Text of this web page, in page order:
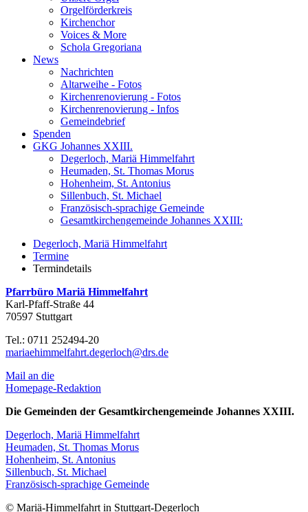
Orgelförderkreis
Kirchenchor
Voices & More
Schola Gregoriana
News
Nachrichten
Altarweihe - Fotos
Kirchenrenovierung - Fotos
Kirchenrenovierung - Infos
Gemeindebrief
Spenden
GKG Johannes XXIII.
Degerloch, Mariä Himmelfahrt
Heumaden, St. Thomas Morus
Hohenheim, St. Antonius
Sillenbuch, St. Michael
Französisch-sprachige Gemeinde
Gesamtkirchengemeinde Johannes XXIII:
Degerloch, Mariä Himmelfahrt
Termine
Termindetails
Pfarrbüro Mariä Himmelfahrt
Karl-Pfaff-Straße 44
70597 Stuttgart
Tel.: 0711 252494-20
mariaehimmelfahrt.degerloch@drs.de
Mail an die
Homepage-Redaktion
Die Gemeinden der Gesamtkirchengemeinde Johannes XXIII.
Degerloch, Mariä Himmelfahrt
Heumaden, St. Thomas Morus
Hohenheim, St. Antonius
Sillenbuch, St. Michael
Französisch-sprachige Gemeinde
© Mariä-Himmelfahrt in Stuttgart-Degerloch